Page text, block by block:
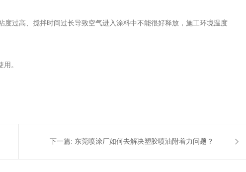
过高、搅拌时间过长导致空气进入涂料中不能很好释放，施工环境温度
。
下一篇: 东莞喷涂厂如何去解决塑胶喷油附着力问题？